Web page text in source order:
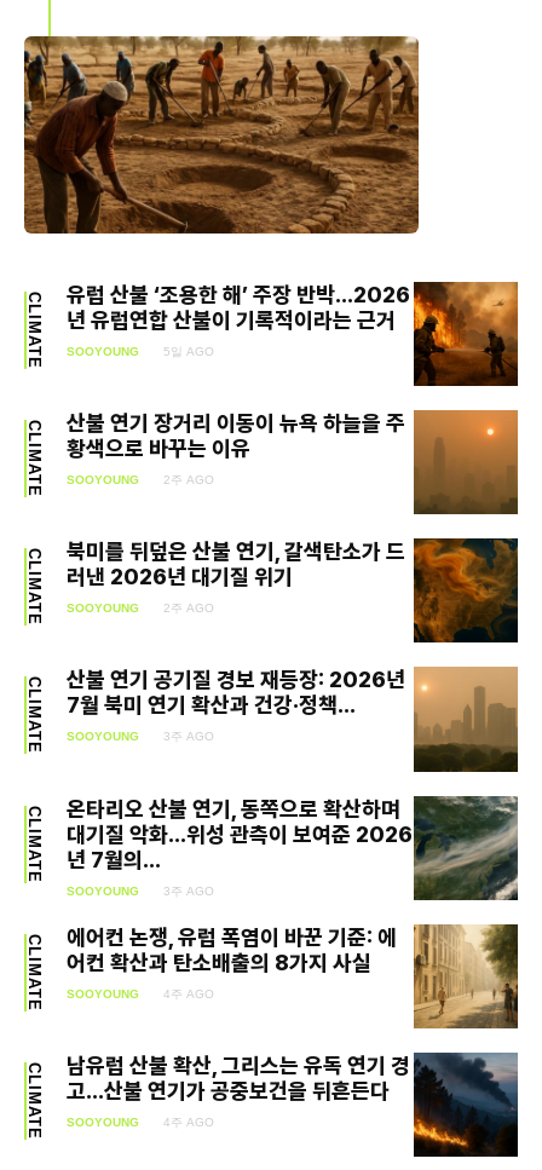
SEARCH...
Climate
Food
Health
Life
Interview
Article
Tech
CLIMATE
유럽 산불 ‘조용한 해’ 주장 반박…2026
년 유럽연합 산불이 기록적이라는 근거
SOOYOUNG 5일 AGO
CLIMATE
산불 연기 장거리 이동이 뉴욕 하늘을 주
황색으로 바꾸는 이유
SOOYOUNG 2주 AGO
CLIMATE
북미를 뒤덮은 산불 연기, 갈색탄소가 드
러낸 2026년 대기질 위기
SOOYOUNG 2주 AGO
CLIMATE
산불 연기 공기질 경보 재등장: 2026년
7월 북미 연기 확산과 건강·정책...
SOOYOUNG 3주 AGO
CLIMATE
온타리오 산불 연기, 동쪽으로 확산하며
대기질 악화…위성 관측이 보여준 2026
년 7월의...
SOOYOUNG 3주 AGO
CLIMATE
에어컨 논쟁, 유럽 폭염이 바꾼 기준: 에
어컨 확산과 탄소배출의 8가지 사실
SOOYOUNG 4주 AGO
CLIMATE
남유럽 산불 확산, 그리스는 유독 연기 경
고…산불 연기가 공중보건을 뒤흔든다
SOOYOUNG 4주 AGO